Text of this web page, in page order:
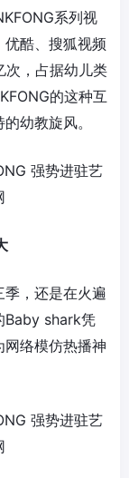
系列视
酷、搜狐视频
次，占据幼儿类
的这种互
幼教旋风。
季，还是在火遍
Baby shark凭
络模仿热播神